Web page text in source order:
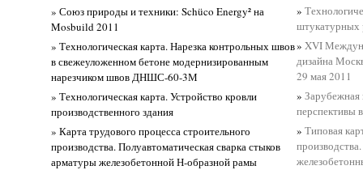
» Союз природы и техники: Schüco Energy² на
Mosbuild 2011
» Технологическая карта. Нарезка контрольных швов
в свежеуложенном бетоне модернизированным
нарезчиком швов ДНШС-60-3М
» Технологическая карта. Устройство кровли
производственного здания
» Карта трудового процесса строительного
производства. Полуавтоматическая сварка стыков
арматуры железобетонной Н-образной рамы
»
штукатурных
»XVI
дизайна
29 мая 2011
»Зарубежная
перспективы
»Типовая